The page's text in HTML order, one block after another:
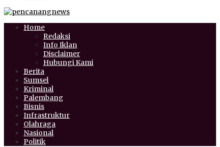
Home
Redaksi
Info Iklan
Disclaimer
Hubungi Kami
Berita
Sumsel
Kriminal
Palembang
Bisnis
Infrastruktur
Olahraga
Nasional
Politik